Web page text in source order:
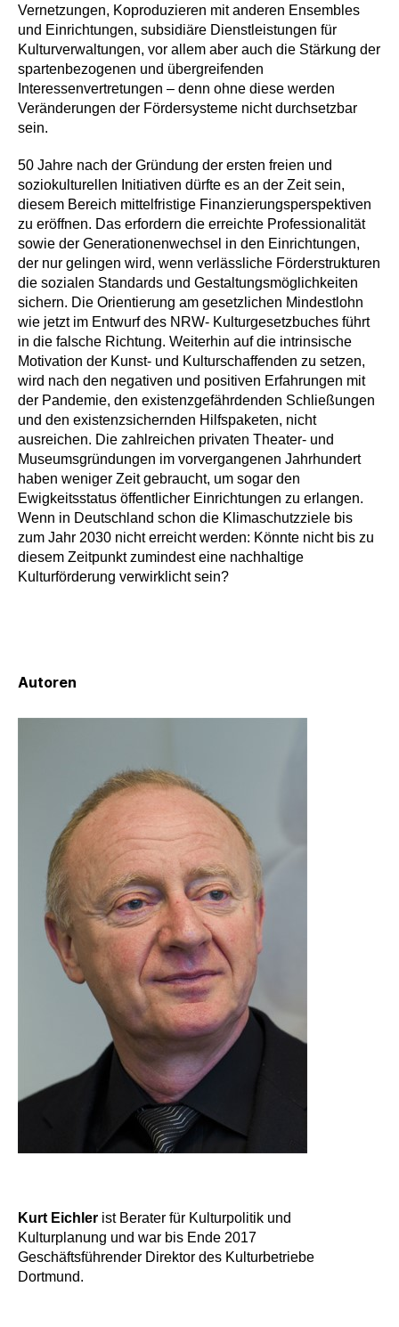
Vernetzungen, Koproduzieren mit anderen Ensembles
und Einrichtungen, subsidiäre Dienstleistungen für
Kulturverwaltungen, vor allem aber auch die Stärkung der
spartenbezogenen und übergreifenden
Interessenvertretungen – denn ohne diese werden
Veränderungen der Fördersysteme nicht durchsetzbar
sein.
50 Jahre nach der Gründung der ersten freien und
soziokulturellen Initiativen dürfte es an der Zeit sein,
diesem Bereich mittelfristige Finanzierungsperspektiven
zu eröffnen. Das erfordern die erreichte Professionalität
sowie der Generationenwechsel in den Einrichtungen,
der nur gelingen wird, wenn verlässliche Förderstrukturen
die sozialen Standards und Gestaltungsmöglichkeiten
sichern. Die Orientierung am gesetzlichen Mindestlohn
wie jetzt im Entwurf des NRW- Kulturgesetzbuches führt
in die falsche Richtung. Weiterhin auf die intrinsische
Motivation der Kunst- und Kulturschaffenden zu setzen,
wird nach den negativen und positiven Erfahrungen mit
der Pandemie, den existenzgefährdenden Schließungen
und den existenzsichernden Hilfspaketen, nicht
ausreichen. Die zahlreichen privaten Theater- und
Museumsgründungen im vorvergangenen Jahrhundert
haben weniger Zeit gebraucht, um sogar den
Ewigkeitsstatus öffentlicher Einrichtungen zu erlangen.
Wenn in Deutschland schon die Klimaschutzziele bis
zum Jahr 2030 nicht erreicht werden: Könnte nicht bis zu
diesem Zeitpunkt zumindest eine nachhaltige
Kulturförderung verwirklicht sein?
Autoren
Kurt Eichler ist Berater für Kulturpolitik und
Kulturplanung und war bis Ende 2017
Geschäftsführender Direktor des Kulturbetriebe
Dortmund.